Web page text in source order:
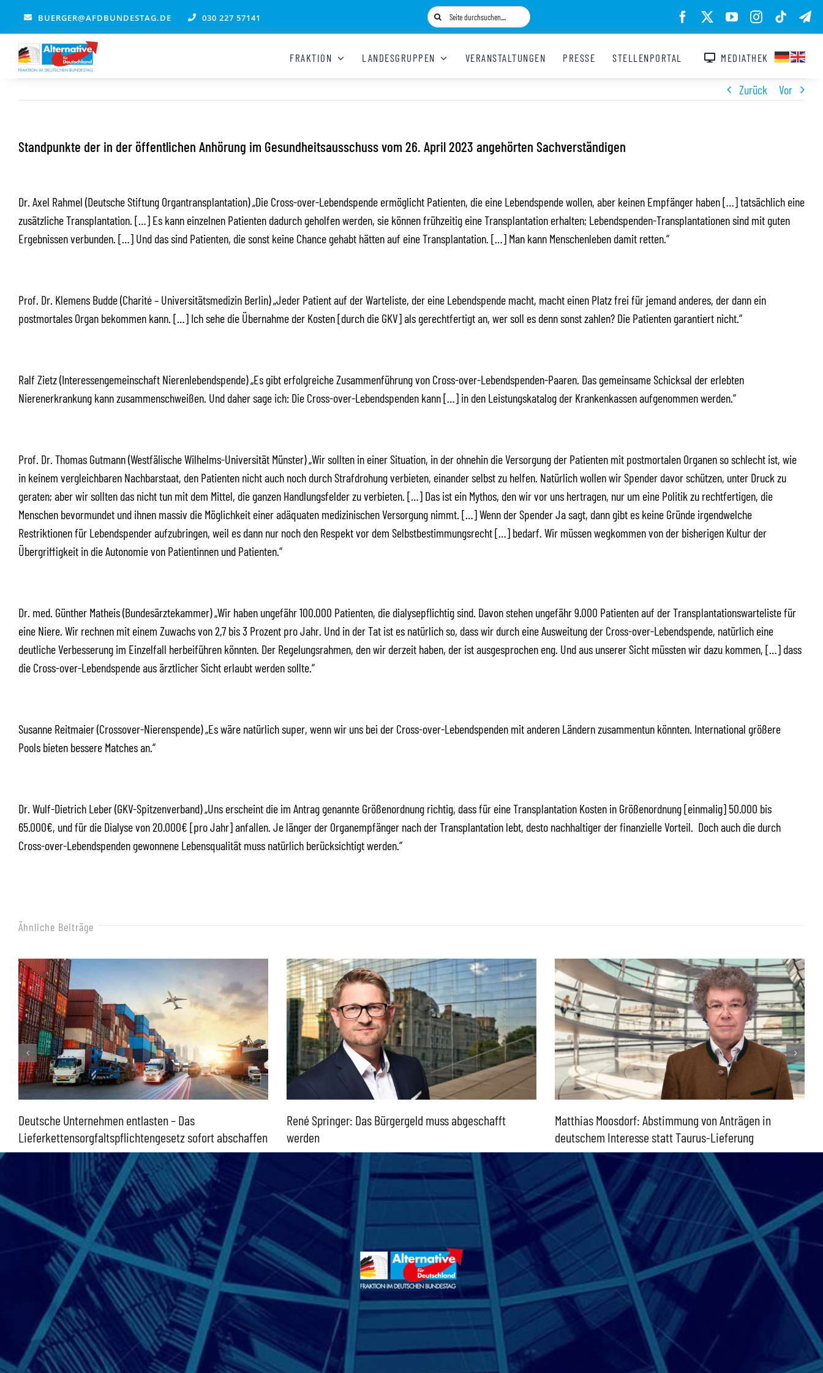
springen
BUERGER@AFDBUNDESTAG.DE 030 227 57141
Suche
nach:
FRAKTION LANDESGRUPPEN VERANSTALTUNGEN PRESSE STELLENPORTAL MEDIATHEK
Zurück Vor
Standpunkte der in der öffentlichen Anhörung im Gesundheitsausschuss vom 26. April 2023 angehörten Sachverständigen
Dr. Axel Rahmel (Deutsche Stiftung Organtransplantation) „Die Cross-over-Lebendspende ermöglicht Patienten, die eine Lebendspende wollen, aber keinen Empfänger haben […] tatsächlich eine
zusätzliche Transplantation. […] Es kann einzelnen Patienten dadurch geholfen werden, sie können frühzeitig eine Transplantation erhalten; Lebendspenden-Transplantationen sind mit guten
Ergebnissen verbunden. […] Und das sind Patienten, die sonst keine Chance gehabt hätten auf eine Transplantation. […] Man kann Menschenleben damit retten.“
Prof. Dr. Klemens Budde (Charité – Universitätsmedizin Berlin) „Jeder Patient auf der Warteliste, der eine Lebendspende macht, macht einen Platz frei für jemand anderes, der dann ein
postmortales Organ bekommen kann. […] Ich sehe die Übernahme der Kosten [durch die GKV] als gerechtfertigt an, wer soll es denn sonst zahlen? Die Patienten garantiert nicht.“
Ralf Zietz (Interessengemeinschaft Nierenlebendspende) „Es gibt erfolgreiche Zusammenführung von Cross-over-Lebendspenden-Paaren. Das gemeinsame Schicksal der erlebten
Nierenerkrankung kann zusammenschweißen. Und daher sage ich: Die Cross-over-Lebendspenden kann […] in den Leistungskatalog der Krankenkassen aufgenommen werden.“
Prof. Dr. Thomas Gutmann (Westfälische Wilhelms-Universität Münster) „Wir sollten in einer Situation, in der ohnehin die Versorgung der Patienten mit postmortalen Organen so schlecht ist, wie
in keinem vergleichbaren Nachbarstaat, den Patienten nicht auch noch durch Strafdrohung verbieten, einander selbst zu helfen. Natürlich wollen wir Spender davor schützen, unter Druck zu
geraten; aber wir sollten das nicht tun mit dem Mittel, die ganzen Handlungsfelder zu verbieten. […] Das ist ein Mythos, den wir vor uns hertragen, nur um eine Politik zu rechtfertigen, die
Menschen bevormundet und ihnen massiv die Möglichkeit einer adäquaten medizinischen Versorgung nimmt. […] Wenn der Spender Ja sagt, dann gibt es keine Gründe irgendwelche
Restriktionen für Lebendspender aufzubringen, weil es dann nur noch den Respekt vor dem Selbstbestimmungsrecht […] bedarf. Wir müssen wegkommen von der bisherigen Kultur der
Übergriffigkeit in die Autonomie von Patientinnen und Patienten.“
Dr. med. Günther Matheis (Bundesärztekammer) „Wir haben ungefähr 100.000 Patienten, die dialysepflichtig sind. Davon stehen ungefähr 9.000 Patienten auf der Transplantationswarteliste für
eine Niere. Wir rechnen mit einem Zuwachs von 2,7 bis 3 Prozent pro Jahr. Und in der Tat ist es natürlich so, dass wir durch eine Ausweitung der Cross-over-Lebendspende, natürlich eine
deutliche Verbesserung im Einzelfall herbeiführen könnten. Der Regelungsrahmen, den wir derzeit haben, der ist ausgesprochen eng. Und aus unserer Sicht müssten wir dazu kommen, […] dass
die Cross-over-Lebendspende aus ärztlicher Sicht erlaubt werden sollte.“
Susanne Reitmaier (Crossover-Nierenspende) „Es wäre natürlich super, wenn wir uns bei der Cross-over-Lebendspenden mit anderen Ländern zusammentun könnten. International größere
Pools bieten bessere Matches an.“
Dr. Wulf-Dietrich Leber (GKV-Spitzenverband) „Uns erscheint die im Antrag genannte Größenordnung richtig, dass für eine Transplantation Kosten in Größenordnung [einmalig] 50.000 bis
65.000€, und für die Dialyse von 20.000€ [pro Jahr] anfallen. Je länger der Organempfänger nach der Transplantation lebt, desto nachhaltiger der finanzielle Vorteil. Doch auch die durch
Cross-over-Lebendspenden gewonnene Lebensqualität muss natürlich berücksichtigt werden.“
Ähnliche Beiträge
Deutsche Unternehmen entlasten – Das
Lieferkettensorgfaltspflichtengesetz sofort abschaffen
René Springer: Das Bürgergeld muss abgeschafft
werden
Matthias Moosdorf: Abstimmung von Anträgen in
deutschem Interesse statt Taurus-Lieferung